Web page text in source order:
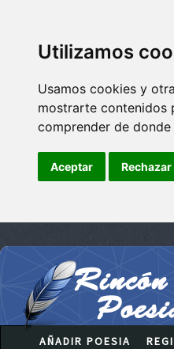
Utilizamos
Usamos cookies y
mostrarte contenidos
comprender de
Aceptar Rechazar
AÑADIR POESIA